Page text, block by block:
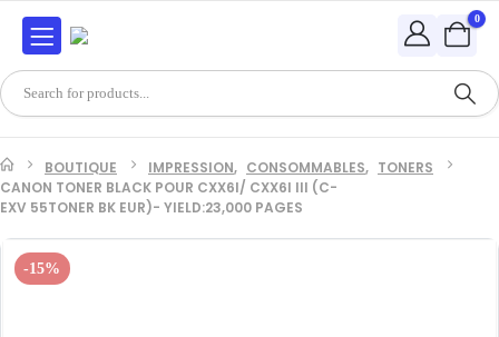
0
BOUTIQUE IMPRESSION, CONSOMMABLES, TONERS
CANON TONER BLACK POUR CXX6I/ CXX6I III (C-
EXV 55TONER BK EUR)- YIELD:23,000 PAGES
-15%